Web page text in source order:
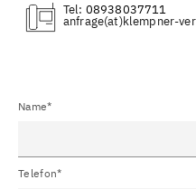
Tel: 08938037711
(at)
Name*
Telefon*